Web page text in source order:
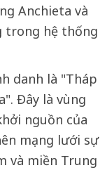
Anchieta và
trong hệ thống
danh là "Tháp
Đây là vùng
nguồn của
mạng lưới sự
và miền Trung